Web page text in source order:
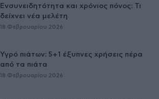
Ενσυνειδητότητα και χρόνιος πόνος: Τι
δείχνει νέα μελέτη
18 Φεβρουαρίου 2026
Υγρό πιάτων: 5+1 έξυπνες χρήσεις πέρα
από τα πιάτα
18 Φεβρουαρίου 2026